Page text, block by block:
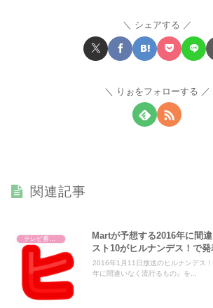
シェアする
りぉをフォローする
関連記事
テレビ番組レビュー
Martが予想する2016年に間
スト10がヒルナンデス！で
2016年1月11日放送のヒルナンデス
年に間違いなく流行るもの』を...